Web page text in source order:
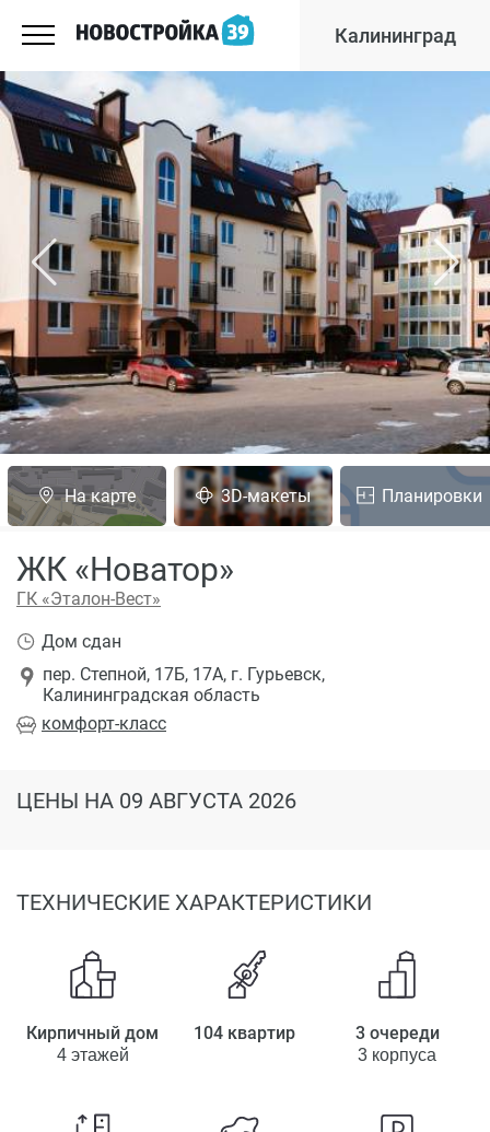
Калининград
На карте 3D-макеты Планировки
ЖК «Новатор»
ГК «Эталон-Вест»
комфорт-класс
пер. Степной, 17Б, 17А, г. Гурьевск,
Калининградская область
Дом сдан
ЦЕНЫ НА 09 АВГУСТА 2026
ТЕХНИЧЕСКИЕ ХАРАКТЕРИСТИКИ
Кирпичный дом
4 этажей
104 квартир 3 очереди
3 корпуса